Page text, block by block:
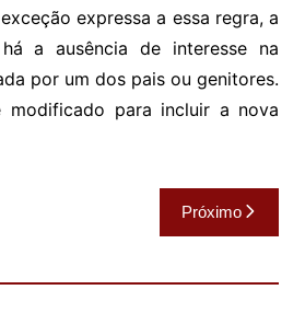
expressa a essa regra, a
a ausência de interesse na
por um dos pais ou genitores.
modificado para incluir a nova
Próximo